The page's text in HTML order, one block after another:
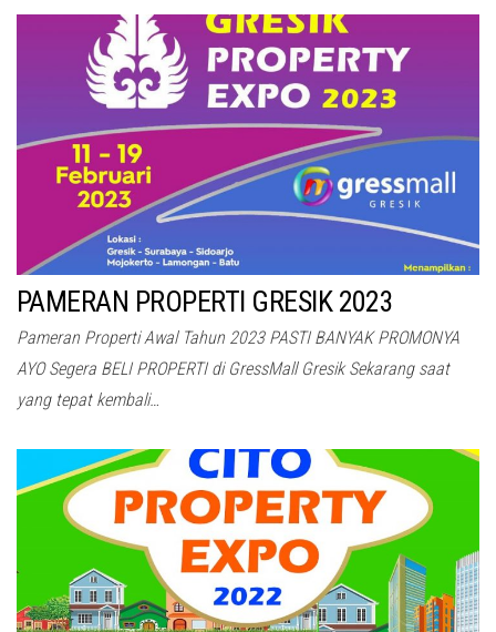
PAMERAN PROPERTI GRESIK 2023
Pameran Properti Awal Tahun 2023 PASTI BANYAK PROMONYA
AYO Segera BELI PROPERTI di GressMall Gresik Sekarang saat
yang tepat kembali…